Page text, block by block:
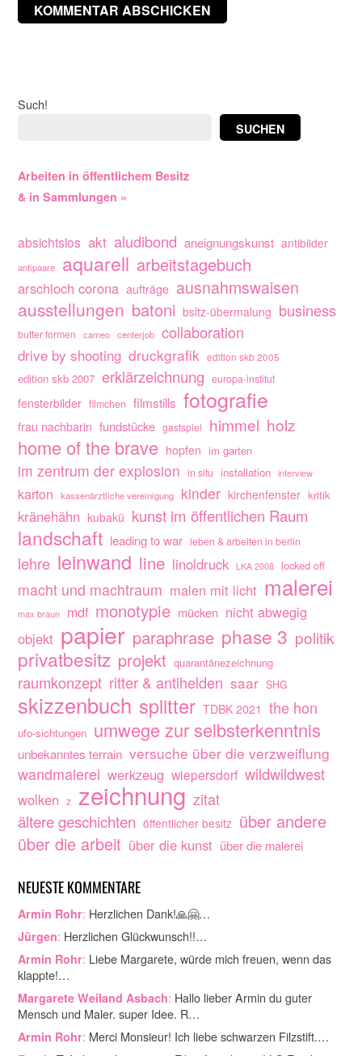
Such!
SUCHEN
Arbeiten in öffentlichem Besitz
& in Sammlungen »
absichtslos akt aludibond aneignungskunst antibilder
antipaare aquarell arbeitstagebuch
arschloch corona aufträge ausnahmswaisen
ausstellungen batoni bsltz-übermalung business
butter formen cameo centerjob collaboration
drive by shooting druckgrafik edition skb 2005
edition skb 2007 erklärzeichnung europa-institut
fensterbilder filmchen filmstills fotografie
frau nachbarin fundstücke gastspiel himmel holz
home of the brave hopfen im garten
im zentrum der explosion in situ installation interview
karton kassenärztliche vereinigung kinder kirchenfenster kritik
kränehähn kubakü kunst im öffentlichen Raum
landschaft leading to war leben & arbeiten in berlin
lehre leinwand line linoldruck LKA 2008 locked off
macht und machtraum malen mit licht malerei
max braun mdf monotypie mücken nicht abwegig
objekt papier paraphrase phase 3 politik
privatbesitz projekt quarantänezeichnung
raumkonzept ritter & antihelden saar SHG
skizzenbuch splitter TDBK 2021 the hon
ufo-sichtungen umwege zur selbsterkenntnis
unbekanntes terrain versuche über die verzweiflung
wandmalerei werkzeug wiepersdorf wildwildwest
wolken z zeichnung zitat
ältere geschichten öffentlicher besitz über andere
über die arbeit über die kunst über die malerei
NEUESTE KOMMENTARE
Armin Rohr: Herzlichen Dank!🙏🤗…
Jürgen: Herzlichen Glückwunsch!!…
Armin Rohr: Liebe Margarete, würde mich freuen, wenn das
klappte!…
Margarete Weiland Asbach: Hallo lieber Armin du guter
Mensch und Maler. super Idee. R…
Armin Rohr: Merci Monsieur! Ich liebe schwarzen Filzstift.…